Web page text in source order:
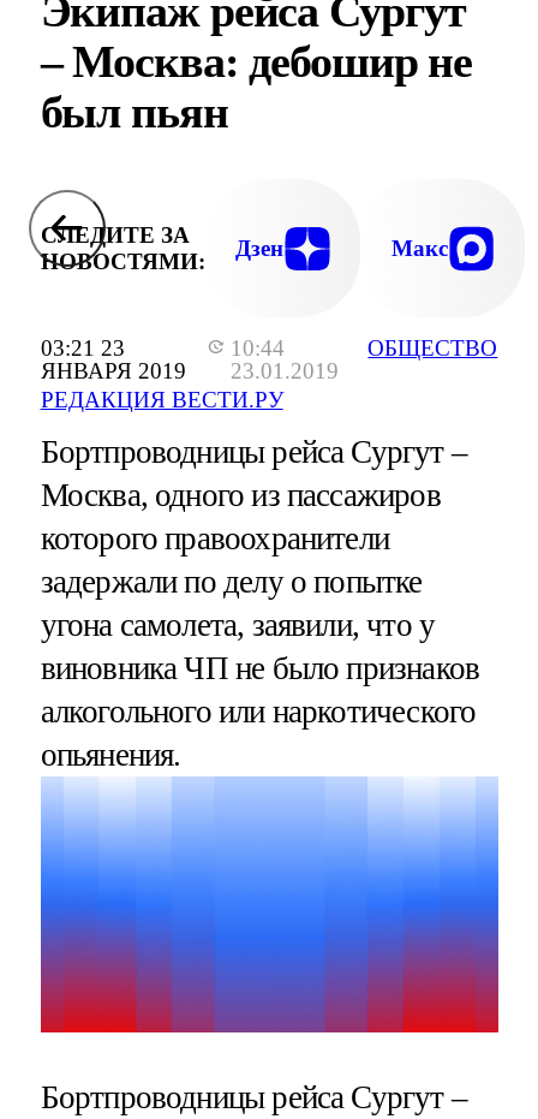
03:21 23
ЯНВАРЯ 2019
10:44
23.01.2019
РЕДАКЦИЯ ВЕСТИ.РУ
ОБЩЕСТВО
Экипаж рейса Сургут
– Москва: дебошир не
был пьян
СЛЕДИТЕ ЗА
НОВОСТЯМИ:
Дзен Макс
Бортпроводницы рейса Сургут –
Москва, одного из пассажиров
которого правоохранители
задержали по делу о попытке
угона самолета, заявили, что у
виновника ЧП не было признаков
алкогольного или наркотического
опьянения.
Бортпроводницы рейса Сургут –